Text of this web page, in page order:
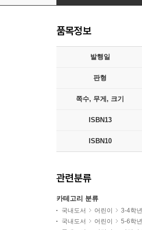
품목정보
발행일
판형
쪽수, 무게, 크기
ISBN13
ISBN10
관련분류
카테고리 분류
국내도서 어린이 3-4학년
국내도서
어린이 5-6학년